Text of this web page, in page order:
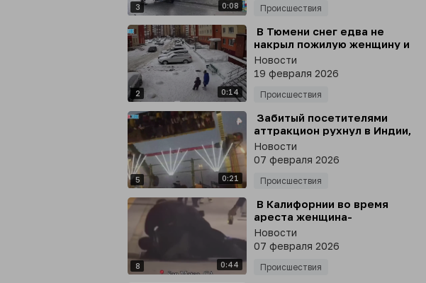
3 0:08 Происшествия
2 0:14
⁣ В Тюмени снег едва не
накрыл пожилую женщину и
ребёнка
Новости
19 февраля 2026
Происшествия
5 0:21
⁣ Забитый посетителями
аттракцион рухнул в Индии,
погиб полицейский, 13
человек пострадали
Новости
07 февраля 2026
Происшествия
8 0:44
⁣ В Калифорнии во время
ареста женщина-
полицейский случайно
ударила электрошокером
напарника вместо
подозреваемого
Новости
07 февраля 2026
Происшествия